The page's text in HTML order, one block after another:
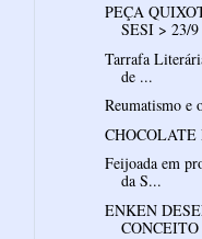
PEÇA
SESI > 23/9
Tarrafa
de ...
Reumatismo e
Feijoada em
da S...
ENKEN